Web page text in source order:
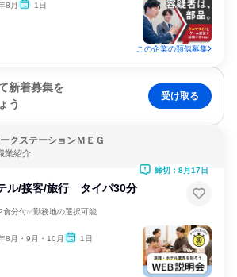
8月 1日
この企業の類似募集
新着募集を
う
受け取る
クステーションＭＥＧ
業紹介
ル/接客/旅行 タイパ30分
食分付✅勤務地の選択可能
8月・9月・10月 1日
締切：8月17日